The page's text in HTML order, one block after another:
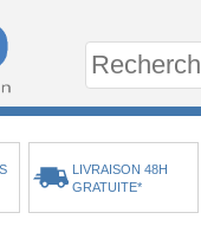
LIVRAISON 48H
GRATUITE*